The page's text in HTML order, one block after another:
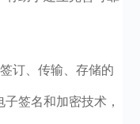
订、传输、存储的
签名和加密技术，